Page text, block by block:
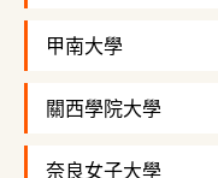
甲南大學
關西學院大學
奈良女子大學